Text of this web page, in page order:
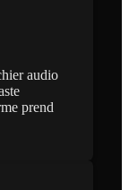
audio
prend